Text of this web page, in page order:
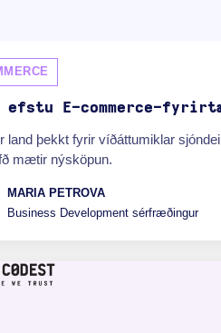
efstu E-commerce-
land þekkt fyrir víðáttumiklar
mætir nýsköpun.
MARIA PETROVA
Business Development sérfræðingur